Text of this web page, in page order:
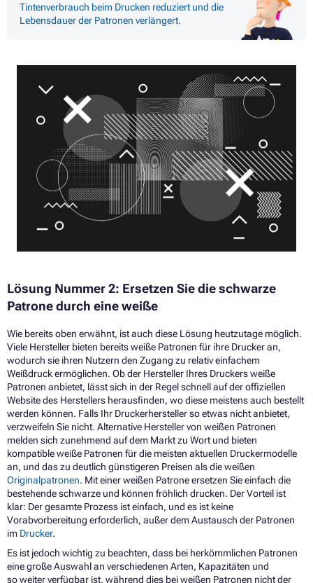
Tintenverbrauch beim Drucken reduziert und die
Lebensdauer der Patronen verlängert.
Lösung Nummer 2: Ersetzen Sie die schwarze
Patrone durch eine weiße
Wie bereits oben erwähnt, ist auch diese Lösung heutzutage möglich.
Viele Hersteller bieten bereits weiße Patronen für ihre Drucker an,
wodurch sie ihren Nutzern den Zugang zu relativ einfachem
Weißdruck ermöglichen. Ob der Hersteller Ihres Druckers weiße
Patronen anbietet, lässt sich in der Regel schnell auf der offiziellen
Website des Herstellers herausfinden, wo diese meistens auch bestellt
werden können. Falls Ihr Druckerhersteller so etwas nicht anbietet,
verzweifeln Sie nicht. Alternative Hersteller von weißen Patronen
melden sich zunehmend auf dem Markt zu Wort und bieten
kompatible weiße Patronen für die meisten aktuellen Druckermodelle
an, und das zu deutlich günstigeren Preisen als die weißen
Originalpatronen. Mit einer weißen Patrone ersetzen Sie einfach die
bestehende schwarze und können fröhlich drucken. Der Vorteil ist
klar: Der gesamte Prozess ist einfach, und es ist keine
Vorabvorbereitung erforderlich, außer dem Austausch der Patronen
im Drucker.
Es ist jedoch wichtig zu beachten, dass bei herkömmlichen Patronen
eine große Auswahl an verschiedenen Arten, Kapazitäten und
so weiter verfügbar ist, während dies bei weißen Patronen nicht der